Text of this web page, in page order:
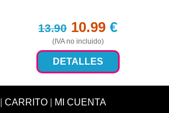
13.90 10.99 €
(IVA no incluido)
DETALLES
CARRITO|
MI CUENTA